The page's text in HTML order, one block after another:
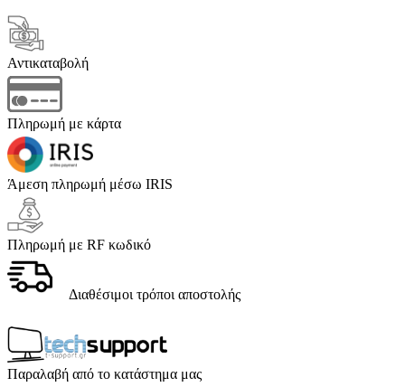
Αντικαταβολή
Πληρωμή με κάρτα
Άμεση πληρωμή μέσω IRIS
Πληρωμή με RF κωδικό
Διαθέσιμοι τρόποι αποστολής
Παραλαβή από το κατάστημα μας